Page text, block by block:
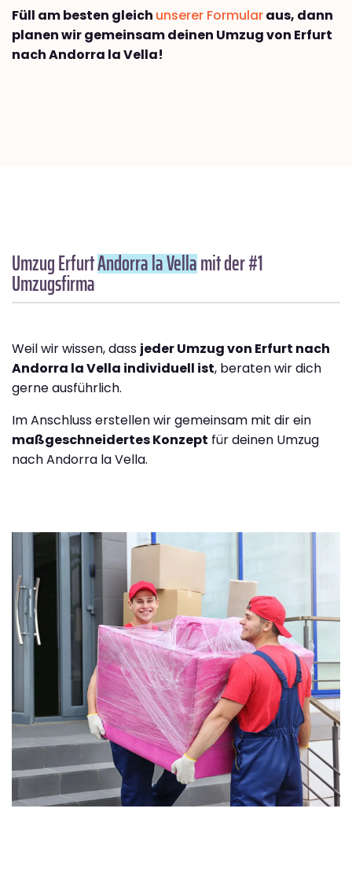
Füll am besten gleich unserer Formularaus, dann
planen wir gemeinsam deinen Umzug von Erfurt
nach Andorra la Vella!
Umzug ErfurtAndorra la Vellamit der #1
Umzugsfirma
Weil wir wissen, dass jeder Umzug von Erfurt nach
Andorra la Vella individuell ist, beraten wir dich
gerne ausführlich.
Im Anschluss erstellen wir gemeinsam mit dir ein
maßgeschneidertes Konzept für deinen Umzug
nach Andorra la Vella.